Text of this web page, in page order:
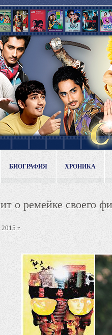
БИОГРАФИЯ ХРОНИКА
о ремейке своего
г.